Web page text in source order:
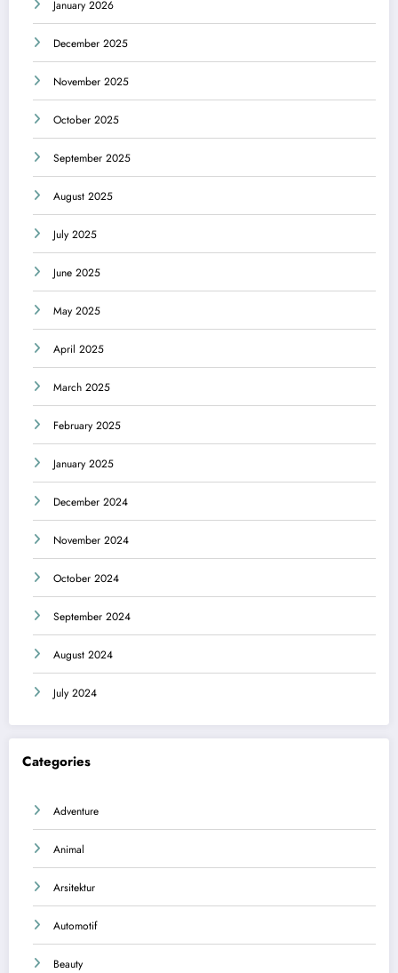
January 2026
December 2025
November 2025
October 2025
September 2025
August 2025
July 2025
June 2025
May 2025
April 2025
March 2025
February 2025
January 2025
December 2024
November 2024
October 2024
September 2024
August 2024
July 2024
Categories
Adventure
Animal
Arsitektur
Automotif
Beauty